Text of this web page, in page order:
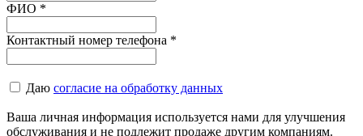
ФИО *
Контактный номер телефона *
Даю согласие на обработку данных
Ваша личная информация используется нами для улучшения
обслуживания и не подлежит продаже другим компаниям.